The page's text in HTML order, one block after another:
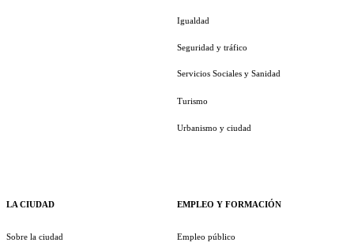
LA CIUDAD
Sobre la ciudad
Igualdad
Seguridad y tráfico
Servicios Sociales y Sanidad
Turismo
Urbanismo y ciudad
EMPLEO Y FORMACIÓN
Empleo público